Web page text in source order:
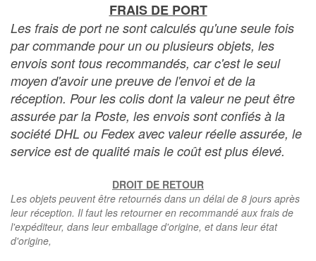
FRAIS DE PORT
Les frais de port ne sont calculés qu'une seule fois
par commande pour un ou plusieurs objets, les
envois sont tous recommandés, car c'est le seul
moyen d'avoir une preuve de l'envoi et de la
réception. Pour les colis dont la valeur ne peut être
assurée par la Poste, les envois sont confiés à la
société DHL ou Fedex avec valeur réelle assurée, le
service est de qualité mais le coût est plus élevé.
DROIT DE RETOUR
Les objets peuvent être retournés dans un délai de 8 jours après
leur réception. Il faut les retourner en recommandé aux frais de
l'expéditeur, dans leur emballage d'origine, et dans leur état
d'origine,